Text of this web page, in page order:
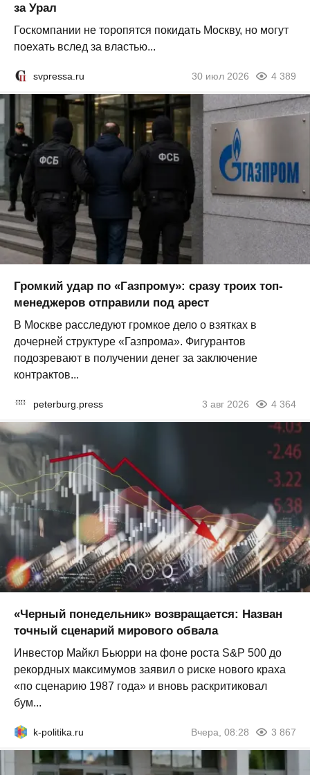
за Урал
Госкомпании не торопятся покидать Москву, но могут
поехать вслед за властью...
svpressa.ru 30 июл 2026 4 389
Громкий удар по «Газпрому»: сразу троих топ-
менеджеров отправили под арест
В Москве расследуют громкое дело о взятках в
дочерней структуре «Газпрома». Фигурантов
подозревают в получении денег за заключение
контрактов...
peterburg.press 3 авг 2026 4 364
«Черный понедельник» возвращается: Назван
точный сценарий мирового обвала
Инвестор Майкл Бьюрри на фоне роста S&P 500 до
рекордных максимумов заявил о риске нового краха
«по сценарию 1987 года» и вновь раскритиковал
бум...
k-politika.ru Вчера, 08:28 3 867